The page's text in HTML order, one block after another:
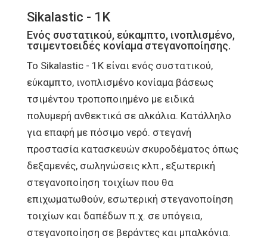
Sikalastic - 1K
Ενός συστατικού, εύκαμπτο, ινοπλισμένο,
τσιμεντοειδές κονίαμα στεγανοποίησης.
Το Sikalastic - 1K είναι ενός συστατικού,
εύκαμπτο, ινοπλισμένο κονίαμα βάσεως
τσιμέντου τροποποιημένο με ειδικά
πολυμερή ανθεκτικά σε αλκάλια. Κατάλληλο
για επαφή με πόσιμο νερό. στεγανή
προστασία κατασκευών σκυροδέματος όπως
δεξαμενές, σωληνώσεις κλπ., εξωτερική
στεγανοποίηση τοιχίων που θα
επιχωματωθούν, εσωτερική στεγανοποίηση
τοιχίων και δαπέδων π.χ. σε υπόγεια,
στεγανοποίηση σε βεράντες και μπαλκόνια.